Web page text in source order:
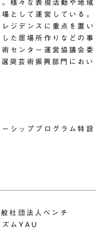
様々な表現活動や地域
として運営している。
ジデンスに重点を置い
た居場所作りなどの事
センター運営協議会委
奨芸術振興部門におい
シッププログラム特設
社団法人ベンチ
ズムYAU